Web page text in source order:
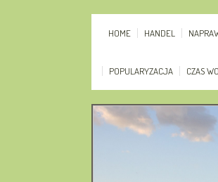
HOME HANDEL
POPULARYZACJA CZAS